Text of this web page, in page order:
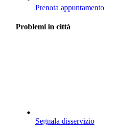
Prenota appuntamento
Problemi in città
Segnala disservizio